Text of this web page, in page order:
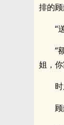
排的
“
“
姐，